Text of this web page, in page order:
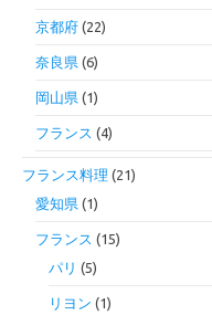
京都府 (22)
奈良県 (6)
岡山県 (1)
フランス (4)
フランス料理 (21)
愛知県 (1)
フランス (15)
パリ (5)
リヨン (1)